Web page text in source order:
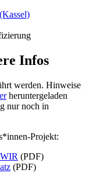
Infos
werden. Hinweise
heruntergeladen
nur noch in
Projekt:
(PDF)
(PDF)